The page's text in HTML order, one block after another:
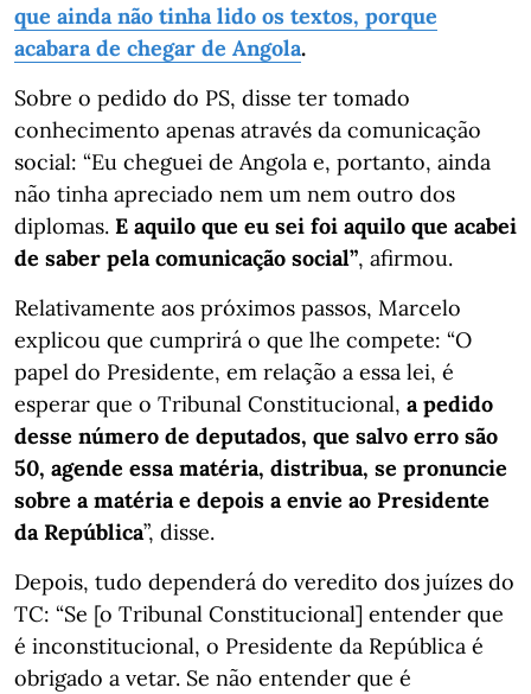
que ainda não tinha lido os textos, porque
acabara de chegar de Angola.
Sobre o pedido do PS, disse ter tomado
conhecimento apenas através da comunicação
social: “Eu cheguei de Angola e, portanto, ainda
não tinha apreciado nem um nem outro dos
diplomas. E aquilo que eu sei foi aquilo que acabei
de saber pela comunicação social”, afirmou.
Relativamente aos próximos passos, Marcelo
explicou que cumprirá o que lhe compete: “O
papel do Presidente, em relação a essa lei, é
esperar que o Tribunal Constitucional, a pedido
desse número de deputados, que salvo erro são
50, agende essa matéria, distribua, se pronuncie
sobre a matéria e depois a envie ao Presidente
da República”, disse.
Depois, tudo dependerá do veredito dos juízes do
TC: “Se [o Tribunal Constitucional] entender que
é inconstitucional, o Presidente da República é
obrigado a vetar. Se não entender que é